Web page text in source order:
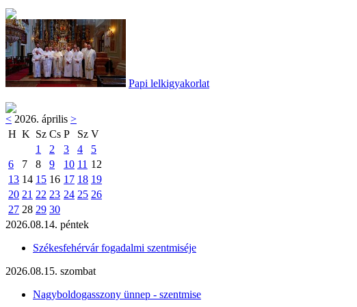
Papi lelkigyakorlat
< 2026. április >
H K Sz Cs P Sz V
1
2 3 4
5
6
7 8 9 10 11 12
13 14 15 16 17 18 19
20 21 22 23 24 25 26
27 28 29 30
2026.08.14. péntek
Székesfehérvár fogadalmi szentmiséje
2026.08.15. szombat
Nagyboldogasszony ünnep - szentmise